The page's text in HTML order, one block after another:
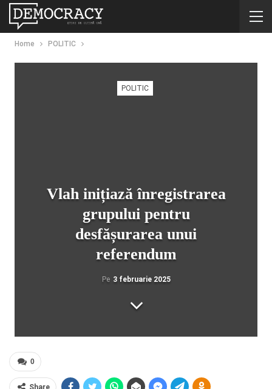
Home POLITIC
POLITIC
Vlah inițiază înregistrarea
grupului pentru
desfășurarea unui
referendum
Pe 3 februarie 2025
0
Share